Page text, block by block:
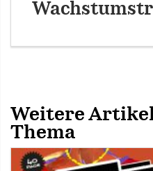
Weitere
Thema